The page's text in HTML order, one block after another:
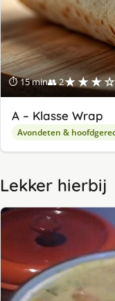
⏱ 15 min👥 2
A – Klasse Wrap
Avondeten &
Lekker hierbij